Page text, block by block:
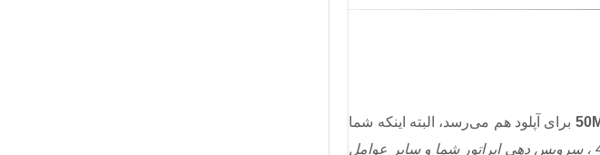
برای آپلود هم می‌رسد، البته اینکه شما